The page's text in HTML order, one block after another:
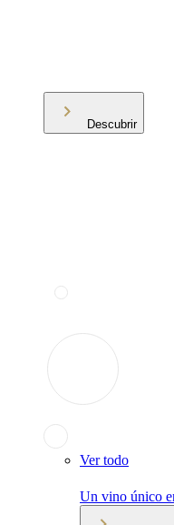
Descubrir
Ver todo
Un vino único